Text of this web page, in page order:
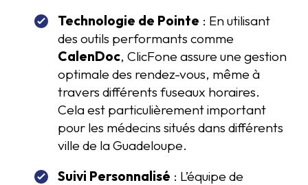
Technologie de Pointe : En utilisant
des outils performants comme
CalenDoc, ClicFone assure une gestion
optimale des rendez-vous, même à
travers différents fuseaux horaires.
Cela est particulièrement important
pour les médecins situés dans différents
ville de la Guadeloupe.
Suivi Personnalisé : L’équipe de